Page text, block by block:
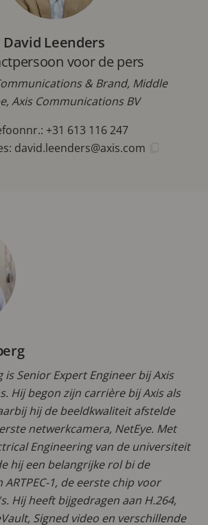
David Leenders
voor de pers
& Brand, Middle
Axis Communications BV
+31 613 116 247
david.leenders@axis.com
is Senior Expert Engineer bij Axis
Hij begon zijn carrière bij Axis als
hij de beeldkwaliteit afstelde
netwerkcamera, NetEye. Met
Engineering van de universiteit
hij een belangrijke rol bi de
1, de eerste chip voor
Hij heeft bijgedragen aan H.264,
Signed video en verschillende